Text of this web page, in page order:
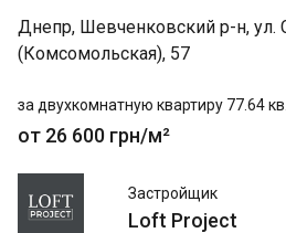
Днепр, Шевченковский р-н, ул.
(Комсомольская), 57
за двухкомнатную квартиру 77.64
от 26 600 грн/м²
Project
Застройщик
Loft Project